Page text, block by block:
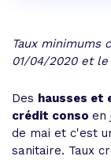
Taux minimums
01/04/2020 et le
Des hausses et
crédit conso en
de mai et c'est
sanitaire. Taux